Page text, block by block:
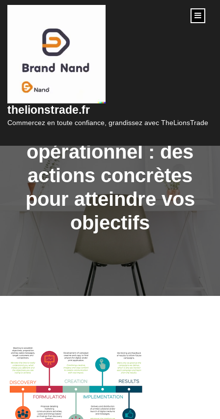
content
thelionstrade.fr
Commercez en toute confiance, grandissez avec TheLionsTrade
stratégie avec le
marketing
opérationnel : des
actions concrètes
pour atteindre vos
objectifs